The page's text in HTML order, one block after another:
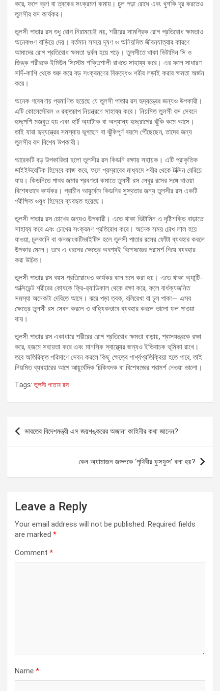
করে, ফলে ব্রণ বা ত্বকের সংক্রমণ কমায়। চুল পড়া রোধে এবং খুশকি দূর করতেও
তুলসীর রস কার্যকর।
তুলসী পাতার রস শুধু রোগ নিরাময়েই নয়, শরীরের সামগ্রিক রোগ প্রতিরোধ ক্ষমতাও
অনেকগুণ বাড়িয়ে দেয়। বর্তমান সময়ে দূষণ ও অনিয়মিত জীবনযাত্রার কারণে
আমাদের রোগ প্রতিরোধ ক্ষমতা দুর্বল হয়ে পড়ে। তুলসীতে থাকা ভিটামিন সি ও
জিঙ্ক শরীরকে ইমিউন সিস্টেম শক্তিশালী রাখতে সাহায্য করে। এর ফলে সাধারণ
সর্দি-কাশি থেকে শুরু করে বড় সংক্রমণের বিরুদ্ধেও শরীর লড়াই করার ক্ষমতা অর্জন
করে।
অনেক গবেষণায় প্রমাণিত হয়েছে যে তুলসী পাতার রস হৃদ্‌যন্ত্রের জন্যও উপকারী।
এটি কোলেস্টেরল ও রক্তচাপ নিয়ন্ত্রণে সাহায্য করে। নিয়মিত তুলসী রস সেবনে
হৃদ্‌পেশি মজবুত হয় এবং হার্ট অ্যাটাক বা অন্যান্য হৃদ্‌রোগের ঝুঁকি কমে আসে।
তাই যারা হৃদ্‌যন্ত্রের সমস্যায় ভুগছেন বা ঝুঁকিপূর্ণ বয়সে পৌঁছেছেন, তাদের জন্য
তুলসীর রস বিশেষ উপকারী।
আরেকটি বড় উপকারিতা হলো তুলসীর রস কিডনি রক্ষায় সহায়ক। এটি প্রাকৃতিক
ডাইইউরেটিক হিসেবে কাজ করে, ফলে প্রস্রাবের মাধ্যমে শরীর থেকে টক্সিন বেরিয়ে
যায়। কিডনিতে পাথর জমার প্রবণতা কমাতে তুলসী রস লেবুর রসের সঙ্গে খাওয়া
বিশেষভাবে কার্যকর। প্রাচীন আয়ুর্বেদে কিডনির সুস্থতার জন্য তুলসীর রস একটি
পরীক্ষিত ওষুধ হিসেবে ব্যবহৃত হয়েছে।
তুলসী পাতার রস চোখের জন্যও উপকারী। এতে থাকা ভিটামিন এ দৃষ্টিশক্তি বাড়াতে
সাহায্য করে এবং চোখের সংক্রমণ প্রতিরোধ করে। অনেক সময় চোখ লাল হয়ে
যাওয়া, চুলকানি বা কনজাংকটিভাইটিস হলে তুলসী পাতার রসের ফোঁটা ব্যবহার করলে
উপকার মেলে। তবে এ ধরনের ক্ষেত্রে অবশ্যই বিশেষজ্ঞের পরামর্শ নিয়ে ব্যবহার
করা উচিত।
তুলসী পাতার রস বয়স প্রতিরোধেও কার্যকর বলে মনে করা হয়। এতে থাকা অ্যান্টি-
অক্সিডেন্ট শরীরের কোষকে ফ্রি-র‍্যাডিকাল থেকে রক্ষা করে, ফলে বার্ধক্যজনিত
সমস্যা অনেকটা দেরিতে আসে। ঝরে পড়া ত্বক, বলিরেখা বা চুল পাকা— এসব
ক্ষেত্রে তুলসী রস সেবন করলে ও বাহ্যিকভাবে ব্যবহার করলে ভালো ফল পাওয়া
যায়।
তুলসী পাতার রস একাধারে শরীরের রোগ প্রতিরোধ ক্ষমতা বাড়ায়, শ্বাসযন্ত্রকে রক্ষা
করে, হজমে সহায়তা করে এবং মানসিক স্বাস্থ্যের জন্যও ইতিবাচক ভূমিকা রাখে।
তবে অতিরিক্ত পরিমাণে সেবন করলে কিছু ক্ষেত্রে পার্শ্বপ্রতিক্রিয়া হতে পারে, তাই
নিয়মিত ব্যবহারের আগে আয়ুর্বেদিক চিকিৎসক বা বিশেষজ্ঞের পরামর্শ নেওয়া ভালো।
Tags: তুলসী পাতার রস
Post
navigation
ভারতের বিদেশমন্ত্রী এস জয়শঙ্করের অজানা কাহিনীর কথা জানেন?
কেন অ্যামাজন জঙ্গলকে ‘পৃথিবীর ফুসফুস’ বলা হয়?
Leave a Reply
Your email address will not be published. Required fields
are marked *
Comment *
Name *